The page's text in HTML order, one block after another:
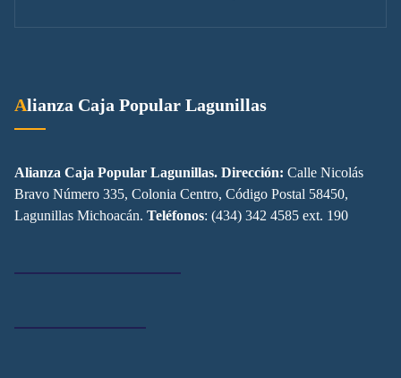
Alianza Caja Popular Lagunillas
Alianza Caja Popular Lagunillas. Dirección: Calle Nicolás
Bravo Número 335, Colonia Centro, Código Postal 58450,
Lagunillas Michoacán. Teléfonos: (434) 342 4585 ext. 190